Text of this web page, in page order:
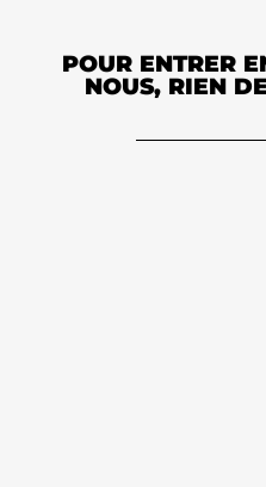
POUR ENTRER
NOUS, RIEN